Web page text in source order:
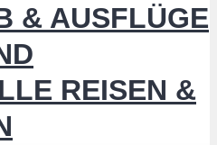
& AUSFLÜGE
REISEN &